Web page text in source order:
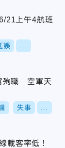
21上午4航班
誤
殉職 空軍天
失事
載客率低！